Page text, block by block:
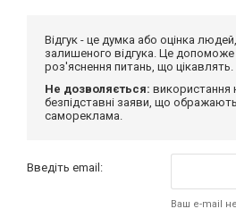
Відгук - це думка або оцінка
залишеного відгука. Це допоможе
роз'яснення питань, що цікавлять.
Не дозволяється: використання
безпідставні заяви, що ображають
самореклама.
Введіть email:
Ваш e-mail